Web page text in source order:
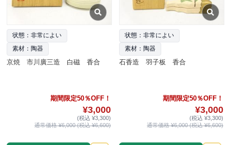
状態：非常によい
素材：陶器
京焼 市川廣三造 白磁 香合
期間限定50％OFF！
¥3,000
(税込 ¥3,300)
通常価格 ¥6,000 (税込 ¥6,600)
状態：非常によい
素材：陶器
石香造 羽子板 香合
期間限定50％OFF！
¥3,000
(税込 ¥3,300)
通常価格 ¥6,000 (税込 ¥6,600)